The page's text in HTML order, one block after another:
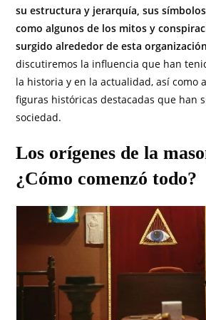
su estructura y jerarquía, sus
como algunos de los mitos y
surgido alrededor de esta organización
discutiremos la influencia que han
la historia y en la actualidad, así como
figuras históricas destacadas que han
sociedad.
Los orígenes de la
¿Cómo comenzó todo?